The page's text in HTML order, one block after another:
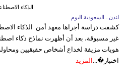
الذكاء
لندن ـ السعودية اليوم
كشفت دراسة أجراها معهد أمن الذكاء
غير مسبوقة، بعد أن أظهرت نماذج ذكاء
هويات مزيفة لخداع أشخاص حقيقيين
اختبار�... المزيد